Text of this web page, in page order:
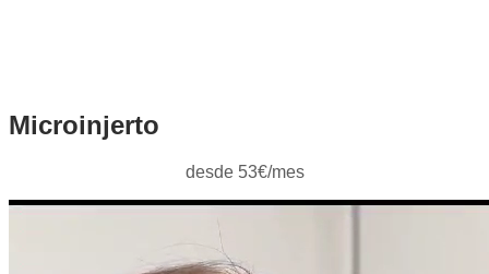
Microinjerto
desde 53€/mes